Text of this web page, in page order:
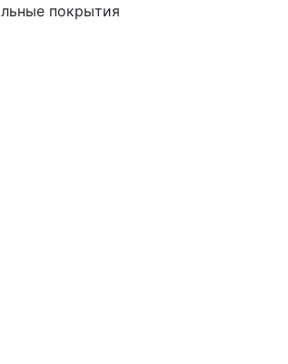
покрытия